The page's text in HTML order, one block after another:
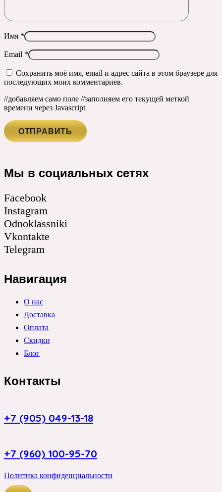
Имя *
Email *
Сохранить моё имя, email и адрес сайта в этом браузере для
последующих моих комментариев.
//добавляем само поле //заполняем его текущей меткой
времени через Javascript
Мы в социальных сетях
Facebook
Instagram
Odnoklassniki
Vkontakte
Telegram
Навигация
О нас
Доставка
Оплата
Скидки
Блог
Контакты
+7 (905) 049-13-18
+7 (960) 100-95-70
Политика конфиденциальности